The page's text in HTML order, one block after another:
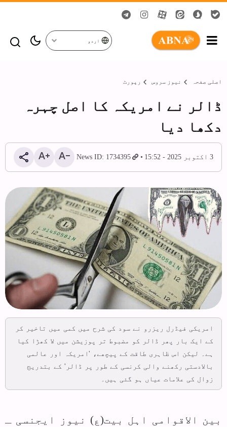
اردو
اصلی صفحہ نیوز سروس رپورٹ
ڈالر نے امریکہ کا اصل چہرہ
دکھا دیا
3 اکتوبر 2025 - 15:52 News ID: 1734395
امریکی فیڈرل ریزرو نے سود کی شرح میں کمی میں تاخیر کر
کے ایک بار پھر ڈالر کو مضبوط تر پوزیشن میں لا کھڑا کیا
ہے۔ لیکن اس ظاہری طاقت کے پیچھے، 'امریکہ اور عالمی
بالادستی رکھنے والی کرنسی کے طور پر ڈالر' کے بتدریج
زوال کی علامات عیاں ہو گئی ہیں۔
بین الاقوامی اہل بیت(ع) نیوز ایجنسی ـ